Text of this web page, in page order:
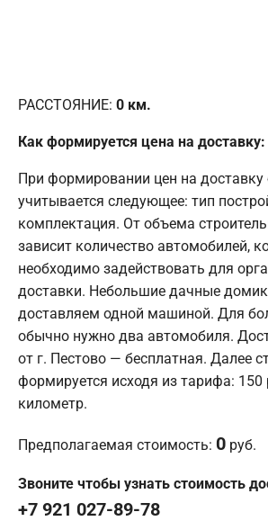
РАССТОЯНИЕ: 0 км.
Как формируется цена на доставку:
При формировании цен на
учитывается следующее: тип
комплектация. От объема
зависит количество автомобилей,
необходимо задействовать для
доставки. Небольшие дачные
доставляем одной машиной. Для
обычно нужно два автомобиля.
от г. Пестово — бесплатная. Далее
формируется исходя из тарифа: 150
километр.
Предполагаемая стоимость: 0 руб.
Звоните чтобы узнать стоимость
+7 921 027-89-78